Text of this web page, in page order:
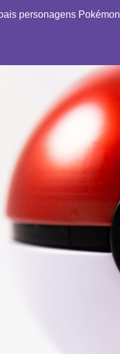
personagens Pokémon